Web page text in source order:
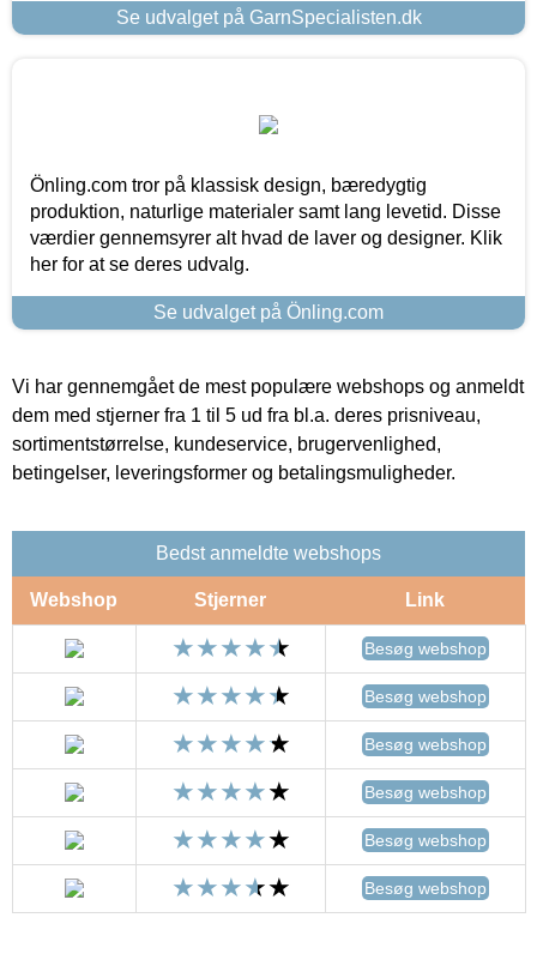
Se udvalget på GarnSpecialisten.dk
Önling.com tror på klassisk design, bæredygtig
produktion, naturlige materialer samt lang levetid. Disse
værdier gennemsyrer alt hvad de laver og designer. Klik
her for at se deres udvalg.
Se udvalget på Önling.com
Vi har gennemgået de mest populære webshops og anmeldt
dem med stjerner fra 1 til 5 ud fra bl.a. deres prisniveau,
sortimentstørrelse, kundeservice, brugervenlighed,
betingelser, leveringsformer og betalingsmuligheder.
Bedst anmeldte webshops
Webshop Stjerner Link
Besøg webshop
Besøg webshop
Besøg webshop
Besøg webshop
Besøg webshop
Besøg webshop